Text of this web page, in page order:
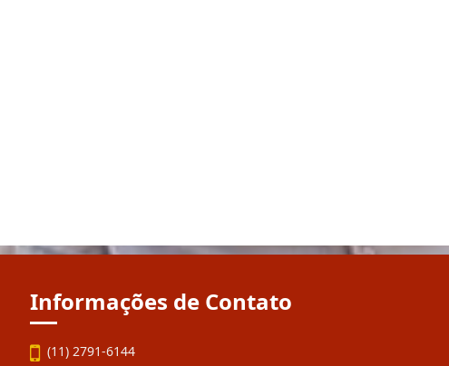
Informações de Contato
(11) 2791-6144